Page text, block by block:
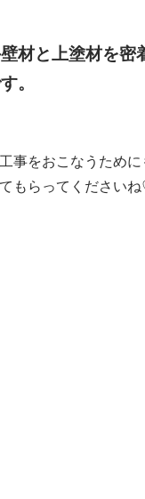
材と上塗材を密
。
事をおこなうため
もらってください